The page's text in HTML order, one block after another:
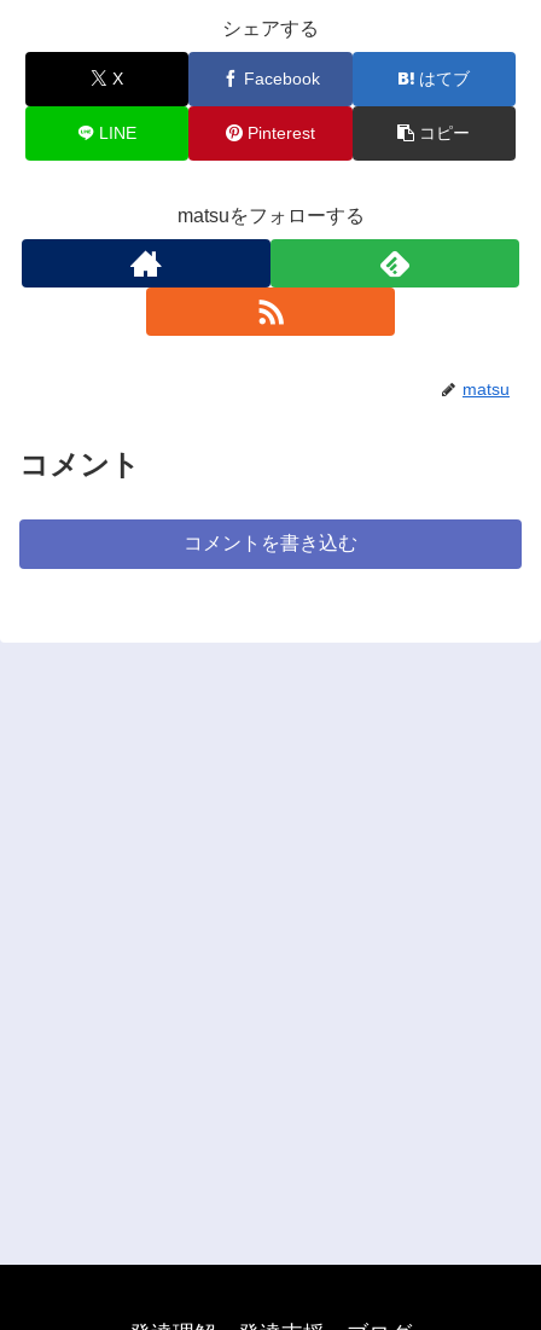
シェアする
X Facebook はてブ
LINE Pinterest コピー
matsuをフォローする
matsu
コメント
コメントを書き込む